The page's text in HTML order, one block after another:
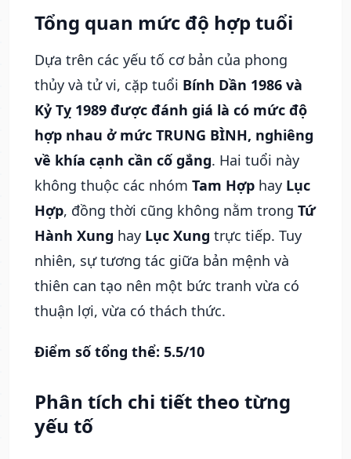
Tổng quan mức độ hợp tuổi
Dựa trên các yếu tố cơ bản của phong
thủy và tử vi, cặp tuổi Bính Dần 1986 và
Kỷ Tỵ 1989 được đánh giá là có mức độ
hợp nhau ở mức TRUNG BÌNH, nghiêng
về khía cạnh cần cố gắng. Hai tuổi này
không thuộc các nhóm Tam Hợp hay Lục
Hợp, đồng thời cũng không nằm trong Tứ
Hành Xung hay Lục Xung trực tiếp. Tuy
nhiên, sự tương tác giữa bản mệnh và
thiên can tạo nên một bức tranh vừa có
thuận lợi, vừa có thách thức.
Điểm số tổng thể: 5.5/10
Phân tích chi tiết theo từng
yếu tố